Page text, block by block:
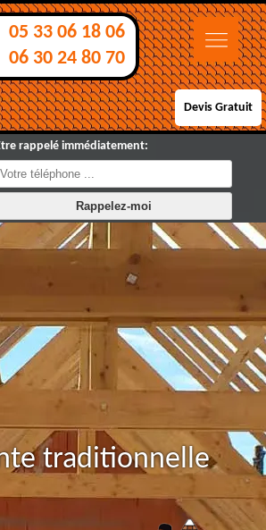
05 33 06 18 06
06 30 24 80 70
Devis Gratuit
rappelé immédiatement:
traditionnelle